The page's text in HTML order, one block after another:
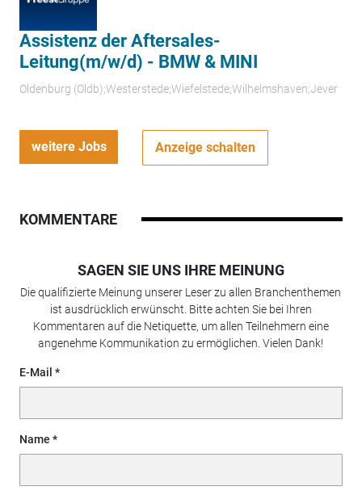
Assistenz der Aftersales-
Leitung(m/w/d) - BMW & MINI
Oldenburg (Oldb);Westerstede;Wiefelstede;Wilhelmshaven;Jever
weitere Jobs Anzeige schalten
KOMMENTARE
SAGEN SIE UNS IHRE MEINUNG
Die qualifizierte Meinung unserer Leser zu allen Branchenthemen
ist ausdrücklich erwünscht. Bitte achten Sie bei Ihren
Kommentaren auf die Netiquette, um allen Teilnehmern eine
angenehme Kommunikation zu ermöglichen. Vielen Dank!
E-Mail
Name